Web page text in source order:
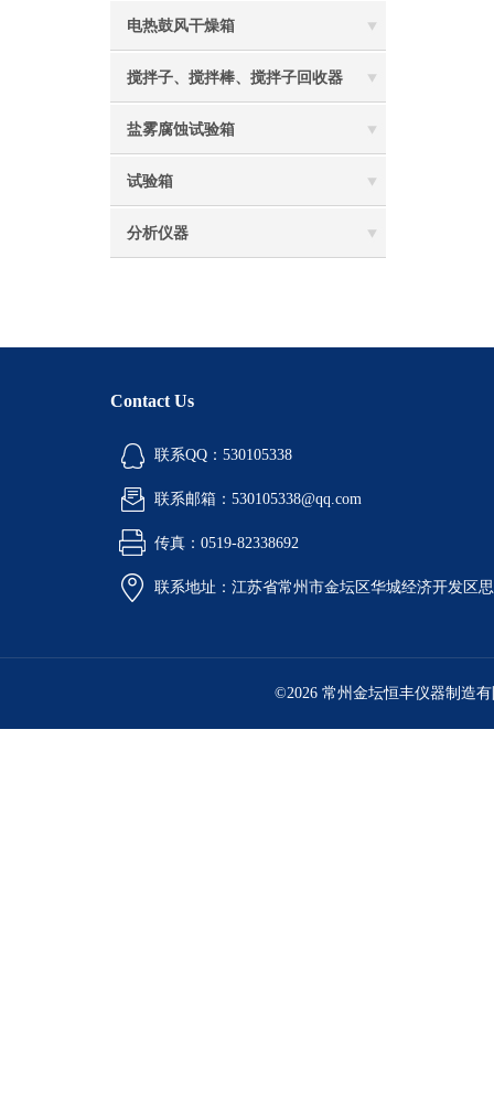
电热鼓风干燥箱
搅拌子、搅拌棒、搅拌子回收器
盐雾腐蚀试验箱
试验箱
分析仪器
Contact Us
联系QQ：530105338
联系邮箱：530105338@qq.com
传真：0519-82338692
联系地址：江苏省常州市金坛区华城经济开发区
©2026 常州金坛恒丰仪器制造